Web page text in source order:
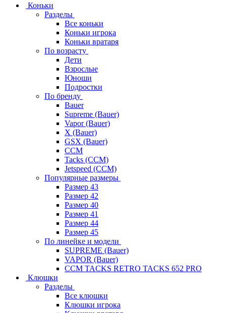
Коньки
Разделы
Все коньки
Коньки игрока
Коньки вратаря
По возрасту
Дети
Взрослые
Юноши
Подростки
По бренду
Bauer
Supreme (Bauer)
Vapor (Bauer)
X (Bauer)
GSX (Bauer)
CCM
Tacks (CCM)
Jetspeed (CCM)
Популярные размеры
Размер 43
Размер 42
Размер 40
Размер 41
Размер 44
Размер 45
По линейке и модели
SUPREME (Bauer)
VAPOR (Bauer)
CCM TACKS RETRO TACKS 652 PRO
Клюшки
Разделы
Все клюшки
Клюшки игрока